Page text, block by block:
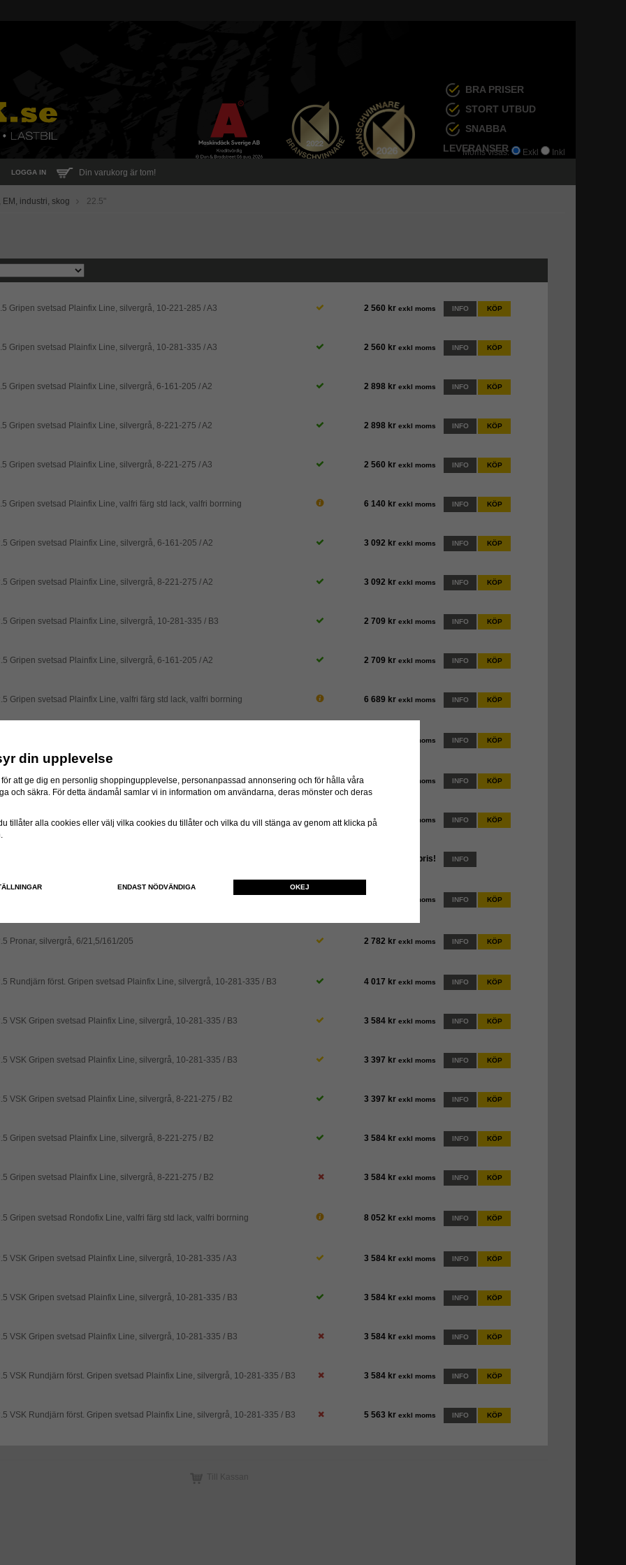
BRA PRISER
STORT UTBUD
SNABBA
LEVERANSER
Moms visas: Exkl Inkl
LOGGA IN Din varukorg är tom!
EM, industri, skog 22.5"
Gripen svetsad Plainfix Line, silvergrå, 10-221-285 / A3 2 560 kr exkl moms INFO KÖP
Gripen svetsad Plainfix Line, silvergrå, 10-281-335 / A3 2 560 kr exkl moms INFO KÖP
Gripen svetsad Plainfix Line, silvergrå, 6-161-205 / A2 2 898 kr exkl moms INFO KÖP
Gripen svetsad Plainfix Line, silvergrå, 8-221-275 / A2 2 898 kr exkl moms INFO KÖP
Gripen svetsad Plainfix Line, silvergrå, 8-221-275 / A3 2 560 kr exkl moms INFO KÖP
Gripen svetsad Plainfix Line, valfri färg std lack, valfri borrning 6 140 kr exkl moms INFO KÖP
Gripen svetsad Plainfix Line, silvergrå, 6-161-205 / A2 3 092 kr exkl moms INFO KÖP
Gripen svetsad Plainfix Line, silvergrå, 8-221-275 / A2 3 092 kr exkl moms INFO KÖP
Gripen svetsad Plainfix Line, silvergrå, 10-281-335 / B3 2 709 kr exkl moms INFO KÖP
Gripen svetsad Plainfix Line, silvergrå, 6-161-205 / A2 2 709 kr exkl moms INFO KÖP
Gripen svetsad Plainfix Line, valfri färg std lack, valfri borrning 6 689 kr exkl moms INFO KÖP
exkl moms INFO KÖP
Pronar, svetsad, silvergrå, 6-161-205 exkl moms INFO KÖP
Gripen svetsad Plainfix Line, silvergrå, 10-281-335 / B3 3 648 kr exkl moms INFO KÖP
Kontakta oss för pris! INFO
exkl moms INFO KÖP
Pronar, silvergrå, 6/21,5/161/205 2 782 kr exkl moms INFO KÖP
Rundjärn först. Gripen svetsad Plainfix Line, silvergrå, 10-281-335 / B3 4 017 kr exkl moms INFO KÖP
VSK Gripen svetsad Plainfix Line, silvergrå, 10-281-335 / B3 3 584 kr exkl moms INFO KÖP
VSK Gripen svetsad Plainfix Line, silvergrå, 10-281-335 / B3 3 397 kr exkl moms INFO KÖP
VSK Gripen svetsad Plainfix Line, silvergrå, 8-221-275 / B2 3 397 kr exkl moms INFO KÖP
Gripen svetsad Plainfix Line, silvergrå, 8-221-275 / B2 3 584 kr exkl moms INFO KÖP
Gripen svetsad Plainfix Line, silvergrå, 8-221-275 / B2 3 584 kr exkl moms INFO KÖP
Gripen svetsad Rondofix Line, valfri färg std lack, valfri borrning 8 052 kr exkl moms INFO KÖP
VSK Gripen svetsad Plainfix Line, silvergrå, 10-281-335 / A3 3 584 kr exkl moms INFO KÖP
VSK Gripen svetsad Plainfix Line, silvergrå, 10-281-335 / B3 3 584 kr exkl moms INFO KÖP
VSK Gripen svetsad Plainfix Line, silvergrå, 10-281-335 / B3 3 584 kr exkl moms INFO KÖP
VSK Rundjärn först. Gripen svetsad Plainfix Line, silvergrå, 10-281-335 / B3 3 584 kr exkl moms INFO KÖP
VSK Rundjärn först. Gripen svetsad Plainfix Line, silvergrå, 10-281-335 / B3 5 563 kr exkl moms INFO KÖP
din upplevelse
att ge dig en personlig shoppingupplevelse, personanpassad annonsering och för hålla våra
och säkra. För detta ändamål samlar vi in information om användarna, deras mönster och deras
tillåter alla cookies eller välj vilka cookies du tillåter och vilka du vill stänga av genom att klicka på
ENDAST NÖDVÄNDIGA OKEJ